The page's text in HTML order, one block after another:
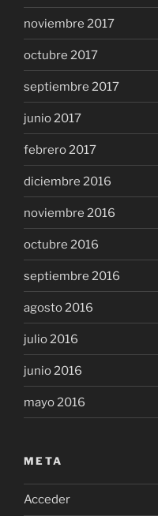
noviembre 2017
octubre 2017
septiembre 2017
junio 2017
febrero 2017
diciembre 2016
noviembre 2016
octubre 2016
septiembre 2016
agosto 2016
julio 2016
junio 2016
mayo 2016
META
Acceder